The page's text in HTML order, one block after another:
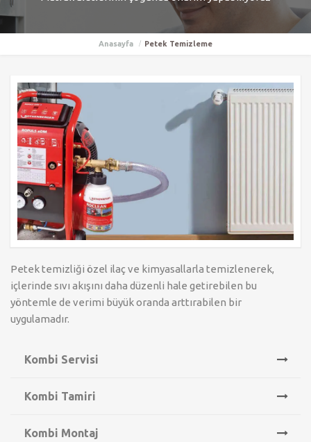
Anasayfa Petek Temizleme
Petek temizliği özel ilaç ve kimyasallarla temizlenerek,
içlerinde sıvı akışını daha düzenli hale getirebilen bu
yöntemle de verimi büyük oranda arttırabilen bir
uygulamadır.
Kombi Servisi
Kombi Tamiri
Kombi Montaj